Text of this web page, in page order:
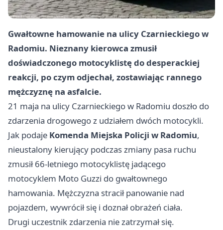
Gwałtowne hamowanie na ulicy Czarnieckiego w
Radomiu. Nieznany kierowca zmusił
doświadczonego motocyklistę do desperackiej
reakcji, po czym odjechał, zostawiając rannego
mężczyznę na asfalcie.
21 maja na ulicy Czarnieckiego w Radomiu doszło do
zdarzenia drogowego z udziałem dwóch motocykli.
Jak podaje Komenda Miejska Policji w Radomiu,
nieustalony kierujący podczas zmiany pasa ruchu
zmusił 66-letniego motocyklistę jadącego
motocyklem Moto Guzzi do gwałtownego
hamowania. Mężczyzna stracił panowanie nad
pojazdem, wywrócił się i doznał obrażeń ciała.
Drugi uczestnik zdarzenia nie zatrzymał się.